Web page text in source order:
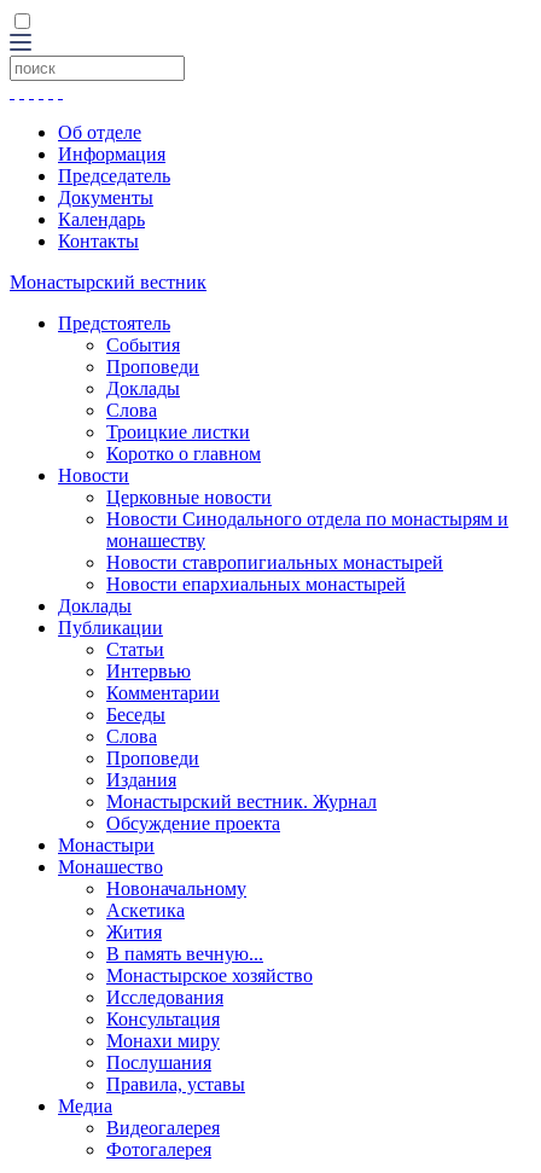
Об отделе
Информация
Председатель
Документы
Календарь
Контакты
Монастырский вестник
Предстоятель
События
Проповеди
Доклады
Слова
Троицкие листки
Коротко о главном
Новости
Церковные новости
Новости Синодального отдела по монастырям и
монашеству
Новости ставропигиальных монастырей
Новости епархиальных монастырей
Доклады
Публикации
Статьи
Интервью
Комментарии
Беседы
Слова
Проповеди
Издания
Монастырский вестник. Журнал
Обсуждение проекта
Монастыри
Монашество
Новоначальному
Аскетика
Жития
В память вечную...
Монастырское хозяйство
Исследования
Консультация
Монахи миру
Послушания
Правила, уставы
Медиа
Видеогалерея
Фотогалерея